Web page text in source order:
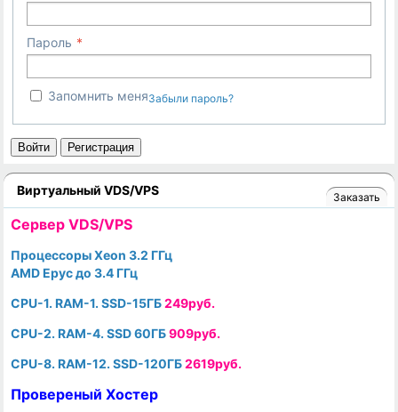
Пароль
Запомнить меняЗабыли пароль?
Войти Регистрация
Виртуальный VDS/VPS Заказать
Cервер VDS/VPS
Процессоры Xeon 3.2 ГГц
AMD Epyc до 3.4 ГГц
CPU-1. RAM-1. SSD-15ГБ249руб.
CPU-2. RAM-4. SSD 60ГБ909руб.
CPU-8. RAM-12. SSD-120ГБ2619руб.
Провереный Хостер